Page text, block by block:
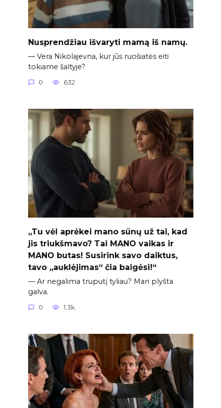
Nusprendžiau išvaryti mamą iš namų.
— Vera Nikolajevna, kur jūs ruošiatės eiti
tokiame šaltyje?
0 632
„Tu vėl aprėkei mano sūnų už tai, kad
jis triukšmavo? Tai MANO vaikas ir
MANO butas! Susirink savo daiktus,
tavo „auklėjimas“ čia baigėsi!“
— Ar negalima truputį tyliau? Man plyšta
galva.
0 1.3k.